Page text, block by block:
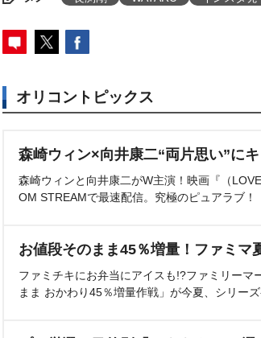
オリコントピックス
森崎ウィン×向井康二“両片思い”に
森崎ウィンと向井康二がW主演！映画『（
OM STREAMで最速配信。究極のピュアラブ！
お値段そのまま45％増量！ファミマ
ファミチキにお弁当にアイスも!?ファミリーマ
まま おかわり45％増量作戦」が今夏、シリー